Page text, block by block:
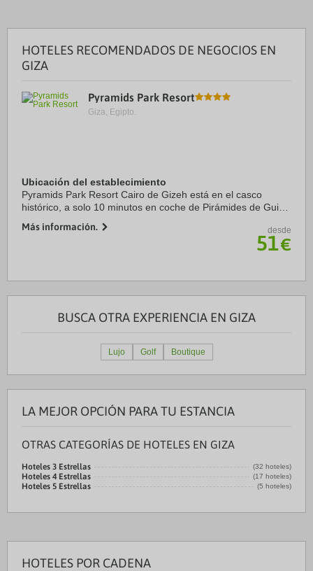
HOTELES RECOMENDADOS DE NEGOCIOS EN
GIZA
Pyramids Park Resort
Giza, Egipto.
Ubicación del establecimiento
Pyramids Park Resort Cairo de Gizeh está en el casco
histórico, a solo 10 minutos en coche de Pirámides de Guiza
km de Gran Museo Egipcio y a 12,3 ...
Más información. desde
51€
BUSCA OTRA EXPERIENCIA EN GIZA
Lujo Golf Boutique
LA MEJOR OPCIÓN PARA TU ESTANCIA
OTRAS CATEGORÍAS DE HOTELES EN GIZA
Hoteles 3 Estrellas (32 hoteles)
Hoteles 4 Estrellas (17 hoteles)
Hoteles 5 Estrellas (5 hoteles)
HOTELES POR CADENA